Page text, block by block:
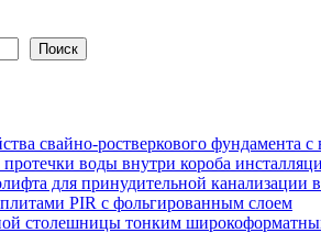
Поиск
свайно-ростверкового фундамента
протечки воды внутри короба
для принудительной канализации
PIR с фольгированным слоем
столешницы тонким